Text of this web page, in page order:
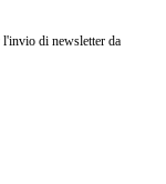
di newsletter da